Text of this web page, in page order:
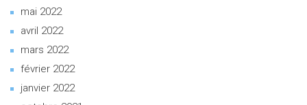
mai 2022
avril 2022
mars 2022
février 2022
janvier 2022